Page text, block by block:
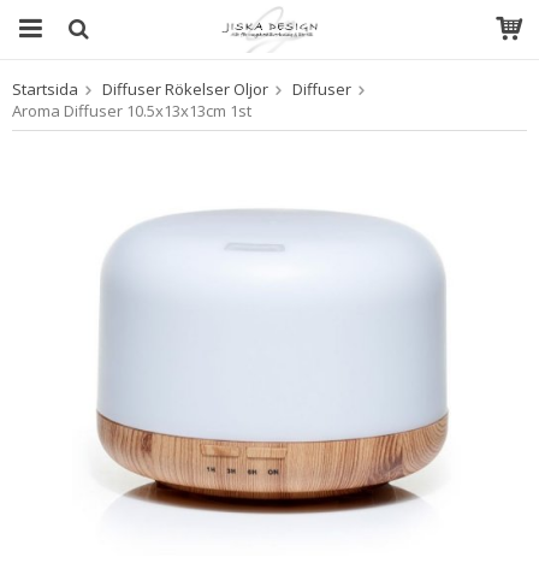
Produkten har blivit tillagd i varukorgen
Startsida Diffuser Rökelser Oljor
Diffuser
Aroma Diffuser 10.5x13x13cm 1st